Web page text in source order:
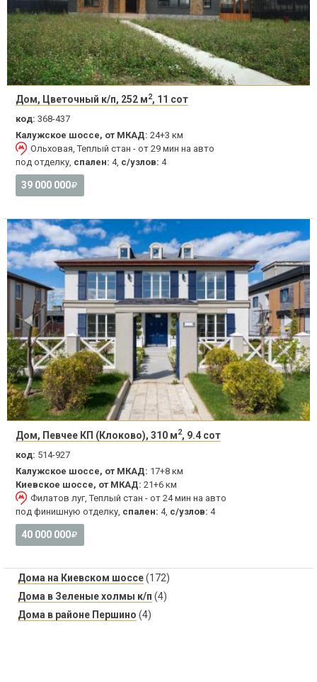
Дом, Цветочный к/п, 252 м2, 11 сот
код: 368-437
Калужское шоссе, от МКАД: 24+3 км
Ольховая, Теплый стан - от 29 мин на авто
под отделку, спален: 4, с/узлов: 4
39 000 000
Дом, Певчее КП (Клоково), 310 м2, 9.4 сот
код: 514-927
Калужское шоссе, от МКАД: 17+8 км
Киевское шоссе, от МКАД: 21+6 км
Филатов луг, Теплый стан - от 24 мин на авто
под финишную отделку, спален: 4, с/узлов: 4
40 000 000
Дома на Киевском шоссе(172)
Дома в Зеленые холмы к/п (4)
Дома в районе Першино (4)